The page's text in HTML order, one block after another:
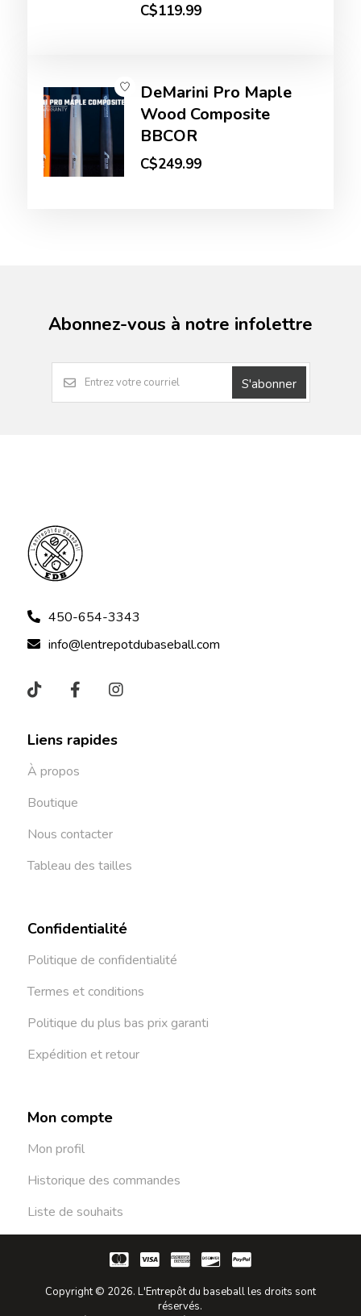
C$119.99
DeMarini Pro Maple
Wood Composite
BBCOR
C$249.99
Abonnez-vous à notre infolettre
S'abonner
450-654-3343
info@lentrepotdubaseball.com
Liens rapides
À propos
Boutique
Nous contacter
Tableau des tailles
Confidentialité
Politique de confidentialité
Termes et conditions
Politique du plus bas prix garanti
Expédition et retour
Mon compte
Mon profil
Historique des commandes
Liste de souhaits
Copyright © 2026. L'Entrepôt du baseball les droits sont
réservés.